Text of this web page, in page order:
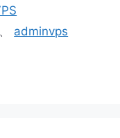
、 adminvps